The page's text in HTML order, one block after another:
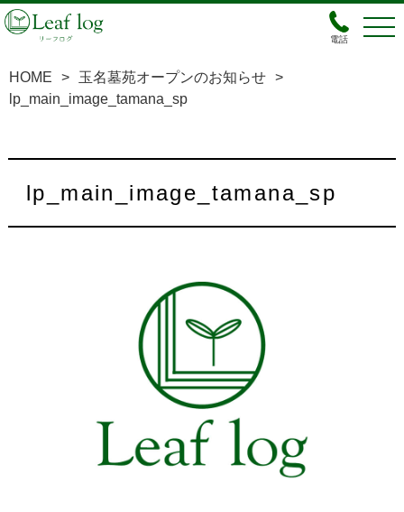
電話
HOME > 玉名墓苑オープンのお知らせ >
lp_main_image_tamana_sp
lp_main_image_tamana_sp